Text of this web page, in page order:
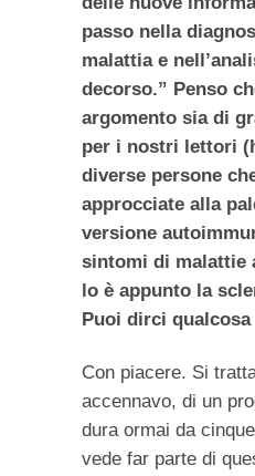
passo nella
malattia e
decorso.” Penso
argomento sia di
per i nostri lettori
diverse persone
approcciate alla
versione
sintomi di malattie
lo è appunto la
Puoi dirci
Con piacere. Si
accennavo, di un
dura ormai da
vede far parte di